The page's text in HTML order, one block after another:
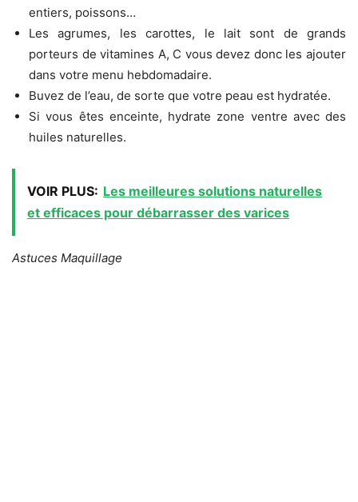
entiers, poissons…
Les agrumes, les carottes, le lait sont de grands
porteurs de vitamines A, C vous devez donc les ajouter
dans votre menu hebdomadaire.
Buvez de l’eau, de sorte que votre peau est hydratée.
Si vous êtes enceinte, hydrate zone ventre avec des
huiles naturelles.
VOIR PLUS: Les meilleures solutions naturelles
et efficaces pour débarrasser des varices
Astuces Maquillage